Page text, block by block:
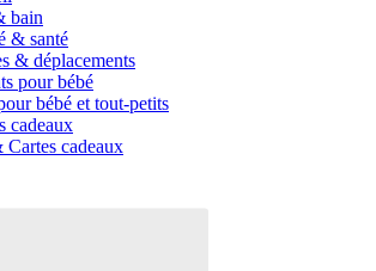
bain
& santé
& déplacements
pour bébé
bébé et tout-petits
cadeaux
Cartes cadeaux